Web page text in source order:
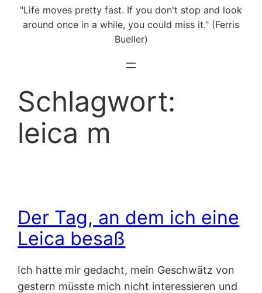
"Life moves pretty fast. If you don't stop and look
around once in a while, you could miss it." (Ferris
Bueller)
Schlagwort:
leica m
Der Tag, an dem ich eine
Leica besaß
Ich hatte mir gedacht, mein Geschwätz von
gestern müsste mich nicht interessieren und